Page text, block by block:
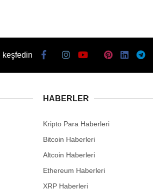
keşfedin
HABERLER
Kripto Para Haberleri
Bitcoin Haberleri
Altcoin Haberleri
Ethereum Haberleri
XRP Haberleri